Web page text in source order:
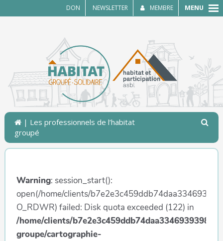
DON NEWSLETTER MEMBRE MENU
| Les professionnels de l’habitat
groupé